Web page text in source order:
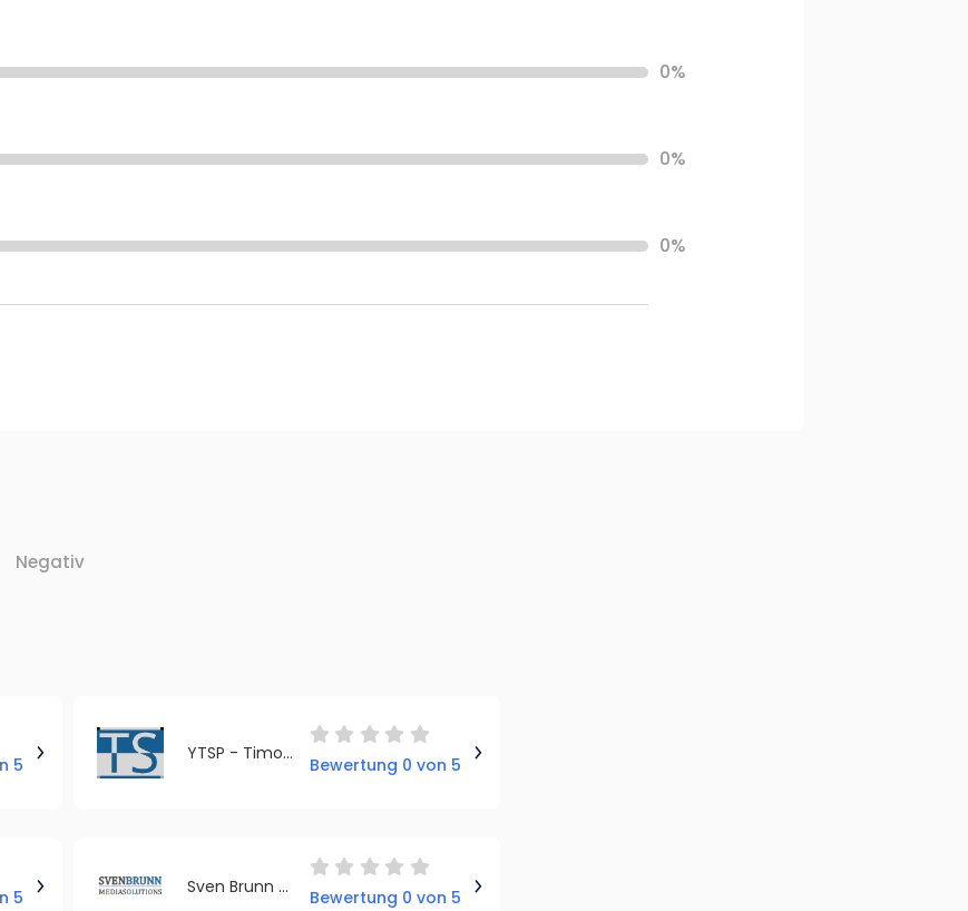
0%
0%
0%
Negativ
5
YTSP - Timon Gärtner
Bewertung 0 von 5
5
Sven Brunn Mediasolutions
Bewertung 0 von 5